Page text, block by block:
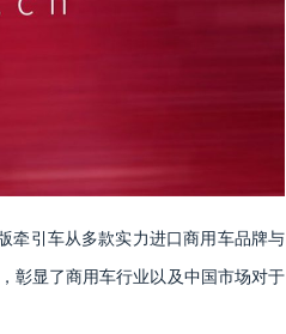
牵引车从多款实力进口商用车品牌与
彰显了商用车行业以及中国市场对于